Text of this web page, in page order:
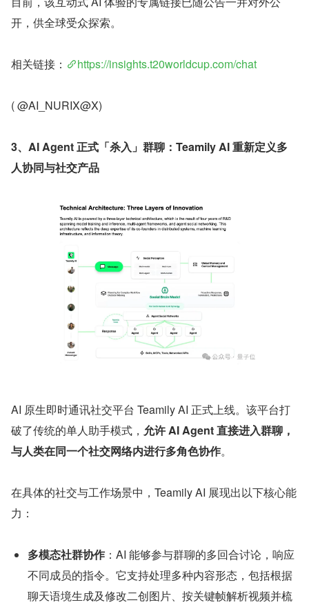
开，供全球受众探索。
相关链接： https://insights.t20worldcup.com/chat
( @AI_NURIX@X)
3、AI Agent 正式「杀入」群聊：Teamily AI 重新定义多
人协同与社交产品
AI 原生即时通讯社交平台 Teamily AI 正式上线。该平台打
破了传统的单人助手模式， 允许 AI Agent 直接进入群聊，
与人类在同一个社交网络内进行多角色协作。
在具体的社交与工作场景中，Teamily AI 展现出以下核心能
力：
多模态社群协作 ：AI 能够参与群聊的多回合讨论，响应
不同成员的指令。它支持处理多种内容形态，包括根据
聊天语境生成及修改二创图片、按关键帧解析视频并梳